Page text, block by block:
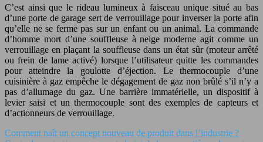
C’est ainsi que le rideau lumineux à faisceau unique situé au bas
d’une porte de garage sert de verrouillage pour inverser la porte afin
qu’elle ne se ferme pas sur un enfant ou un animal. La commande
d’homme mort d’une souffleuse à neige moderne agit comme un
verrouillage en plaçant la souffleuse dans un état sûr (moteur arrêté
ou frein de lame activé) lorsque l’utilisateur quitte les commandes
pour atteindre la goulotte d’éjection. Le thermocouple d’une
cuisinière à gaz empêche le dégagement de gaz non brûlé s’il n’y a
pas d’allumage du gaz. Une barrière immatérielle, un dispositif à
levier saisi et un thermocouple sont des exemples de capteurs et
d’actionneurs de verrouillage.
Comment naît un concept nouveau de produit dans l’industrie ?